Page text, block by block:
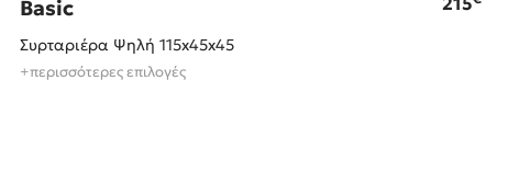
Basic
Συρταριέρα Ψηλή 115x45x45
+περισσότερες επιλογές